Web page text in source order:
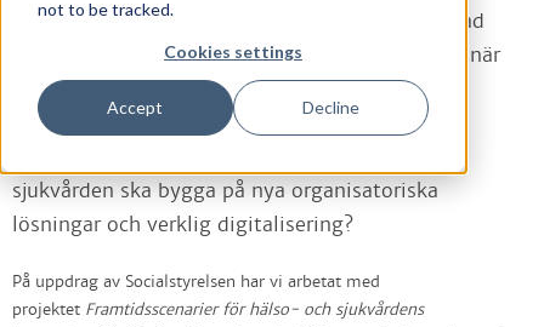
not to be tracked.
Cookies settings
Accept Decline
påverka såväl arbetsgivare som arbetstagare. Vad
innebär det för hälso- och sjukvårdslandskapet när
man ska rusta sig för att i hårdare konkurrens
attrahera nya medarbetare? Och vilka nya
sjukvården ska bygga på nya organisatoriska
lösningar och verklig digitalisering?
På uppdrag av Socialstyrelsen har vi arbetat med
projektet Framtidsscenarier för hälso- och sjukvårdens